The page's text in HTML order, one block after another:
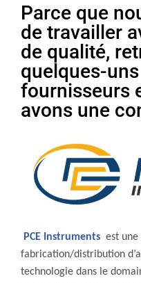
Parce que
de travailler
de qualité,
quelques-
fournisseurs
avons une
PCE Instruments est une
fabrication/distribution
technologie dans le